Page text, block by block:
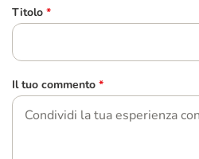
Titolo *
Il tuo commento *